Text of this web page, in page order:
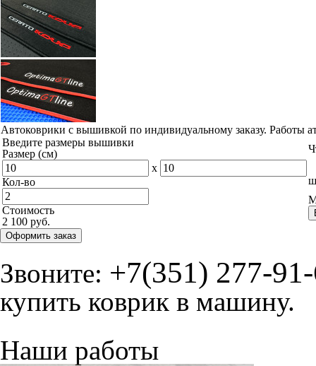
Автоковрики с вышивкой по индивидуальному заказу. Работы
Введите размеры вышивки
Размер (см)
x
Кол-во
Стоимость
2 100 руб.
Оформить заказ
Звоните: +7(351) 277-
купить коврик в машину.
Наши работы